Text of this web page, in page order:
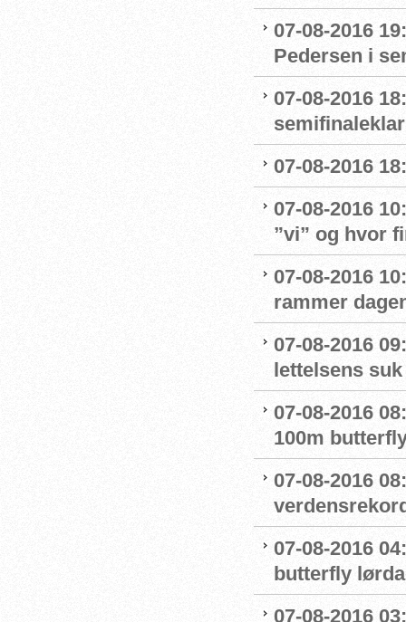
07-08-2016
Pedersen i
07-08-2016
07-08-2016
07-08-2016
”vi” og hvor
07-08-2016
rammer
07-08-2016
lettelsens
07-08-2016
100m
07-08-2016
07-08-2016
butterfly
07-08-2016